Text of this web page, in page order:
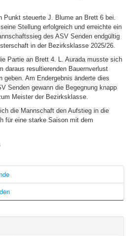
Punkt steuerte J. Blume an Brett 6 bei.
Stellung erfolgreich und erreichte ein
des ASV Senden endgültig
in der Bezirksklasse 2025/26.
Partie an Brett 4. L. Aurada musste sich
daraus resultierenden Bauernverlust
geben. Am Endergebnis änderte dies
Senden gewann die Begegnung knapp
Meister der Bezirksklasse.
die Mannschaft den Aufstieg in die
für eine starke Saison mit dem